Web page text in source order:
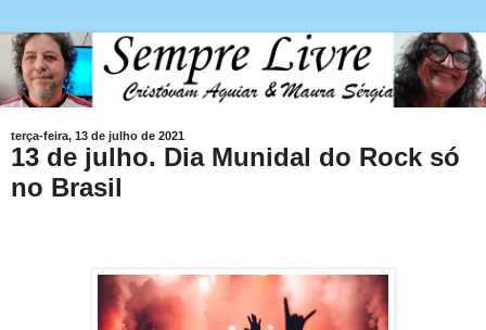
terça-feira, 13 de julho de 2021
13 de julho. Dia Munidal do Rock só
no Brasil